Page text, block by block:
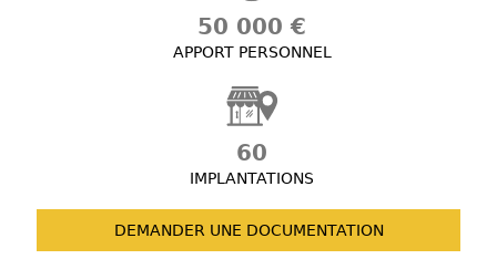
50 000 €
APPORT PERSONNEL
60
IMPLANTATIONS
DEMANDER UNE DOCUMENTATION